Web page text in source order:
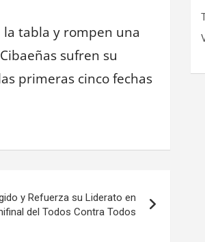
la tabla y rompen una
sufren su
primeras cinco fechas
y Refuerza su Liderato en
del Todos Contra Todos